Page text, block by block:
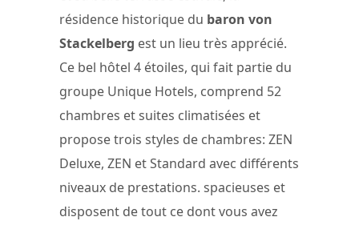
résidence historique du baron von
Stackelberg est un lieu très apprécié.
Ce bel hôtel 4 étoiles, qui fait partie du
groupe Unique Hotels, comprend 52
chambres et suites climatisées et
propose trois styles de chambres: ZEN
Deluxe, ZEN et Standard avec différents
niveaux de prestations. spacieuses et
disposent de tout ce dont vous avez